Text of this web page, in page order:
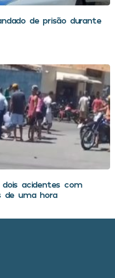
de prisão durante
dois acidentes com
de uma hora